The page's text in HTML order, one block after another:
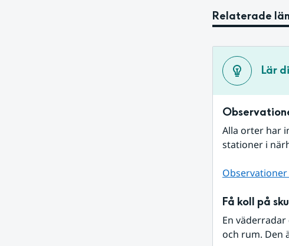
Relaterade
Lär
Alla orter har
stationer i
Få koll på
En
och rum. Den